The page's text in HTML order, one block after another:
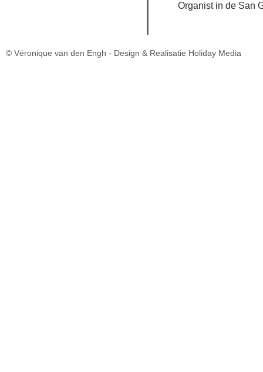
Organist in de San
© Véronique van den Engh - Design & Realisatie Holiday Media